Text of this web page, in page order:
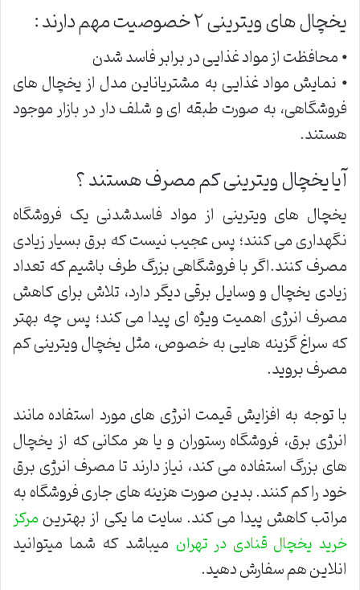
یخچال های ویترینی ۲ خصوصیت مهم دارند :
⦁ محافظت از مواد غذایی در برابر فاسد شدن
⦁ نمایش مواد غذایی به مشتریاناین مدل از یخچال های
فروشگاهی، به صورت طبقه ای و شلف دار در بازار موجود
هستند.
آیا یخچال ویترینی کم مصرف هستند ؟
یخچال های ویترینی از مواد فاسدشدنی یک فروشگاه
نگهداری می کنند؛ پس عجیب نیست که برق بسیار زیادی
مصرف کنند.اگر با فروشگاهی بزرگ طرف باشیم که تعداد
زیادی یخچال و وسایل برقی دیگر دارد، تلاش برای کاهش
مصرف انرژی اهمیت ویژه ای پیدا می کند؛ پس چه بهتر
که سراغ گزینه هایی به خصوص، مثل یخچال ویترینی کم
مصرف بروید.
با توجه به افزایش قیمت انرژی های مورد استفاده مانند
انرژی برق، فروشگاه رستوران و یا هر مکانی که از یخچال
های بزرگ استفاده می کند، نیاز دارند تا مصرف انرژی برق
خود را کم کنند. بدین صورت هزینه های جاری فروشگاه به
مراتب کاهش پیدا می کند. سایت ما یکی از بهترینمرکز
خرید یخچال قنادی در تهران میباشد که شما میتوانید
انلاین هم سفارش دهید.